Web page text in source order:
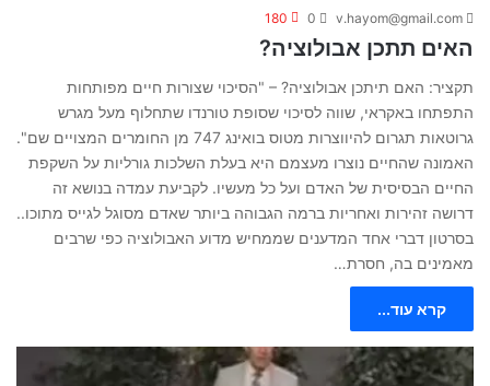
v.hayom@gmail.com
0
180
האים תתכן אבולוציה?
תקציר: האם תיתכן אבולוציה? – "הסיכוי שצורות חיים מפותחות
התפתחו באקראי, שווה לסיכוי שסופת טורנדו שתחלוף מעל מגרש
גרוטאות תגרום להיווצרות מטוס בואינג 747 מן החומרים המצויים שם".
האמונה שהחיים נוצרו מעצמם היא בעלת השלכות גורליות על השקפת
החיים הבסיסית של האדם ועל כל מעשיו. לקביעת עמדה בנושא זה
דרושה זהירות ואחריות ברמה הגבוהה ביותר שאדם מסוגל לגייס מתוכו..
בסרטון דברי אחד המדענים שממחיש מדוע האבולוציה כפי שרבים
מאמינים בה, חסרת…
קרא עוד...